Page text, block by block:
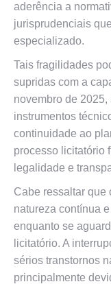
aderência a
jurisprudenciais
especializado.
Tais fragilidades
supridas com a
novembro de
instrumentos
continuidade ao
processo licitatório
legalidade e
Cabe ressaltar que
natureza contínua
enquanto se
licitatório. A
sérios transtornos
principalmente